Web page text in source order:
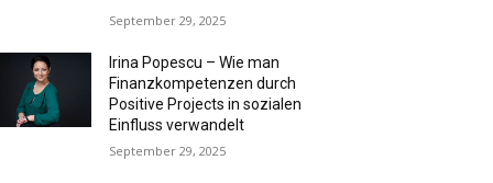
September 29, 2025
Irina Popescu – Wie man
Finanzkompetenzen durch
Positive Projects in sozialen
Einfluss verwandelt
September 29, 2025